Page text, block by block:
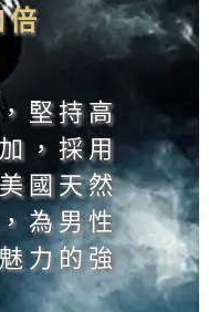
一
7大活力
增
情
─
望
倍
堅持高
，採用
國天然
為男性
力的強